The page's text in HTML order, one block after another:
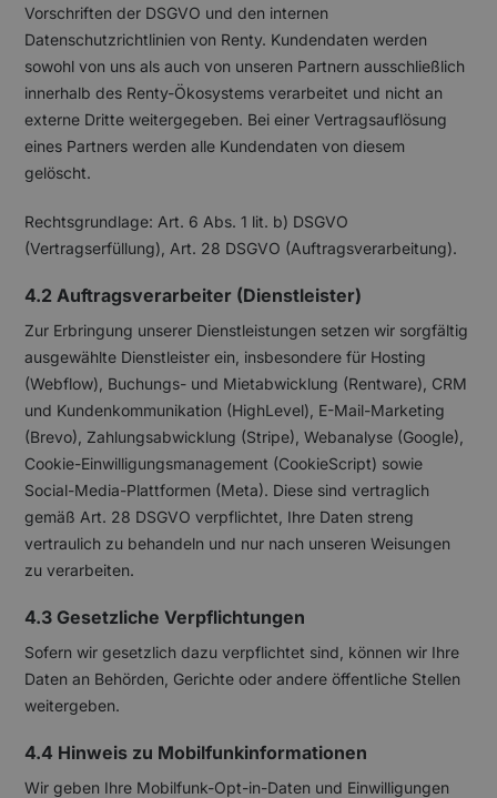
Vorschriften der DSGVO und den internen
Datenschutzrichtlinien von Renty. Kundendaten werden
sowohl von uns als auch von unseren Partnern ausschließlich
innerhalb des Renty-Ökosystems verarbeitet und nicht an
externe Dritte weitergegeben. Bei einer Vertragsauflösung
eines Partners werden alle Kundendaten von diesem
gelöscht.
Rechtsgrundlage: Art. 6 Abs. 1 lit. b) DSGVO
(Vertragserfüllung), Art. 28 DSGVO (Auftragsverarbeitung).
4.2 Auftragsverarbeiter (Dienstleister)
Zur Erbringung unserer Dienstleistungen setzen wir sorgfältig
ausgewählte Dienstleister ein, insbesondere für Hosting
(Webflow), Buchungs- und Mietabwicklung (Rentware), CRM
und Kundenkommunikation (HighLevel), E-Mail-Marketing
(Brevo), Zahlungsabwicklung (Stripe), Webanalyse (Google),
Cookie-Einwilligungsmanagement (CookieScript) sowie
Social-Media-Plattformen (Meta). Diese sind vertraglich
gemäß Art. 28 DSGVO verpflichtet, Ihre Daten streng
vertraulich zu behandeln und nur nach unseren Weisungen
zu verarbeiten.
4.3 Gesetzliche Verpflichtungen
Sofern wir gesetzlich dazu verpflichtet sind, können wir Ihre
Daten an Behörden, Gerichte oder andere öffentliche Stellen
weitergeben.
4.4 Hinweis zu Mobilfunkinformationen
Wir geben Ihre Mobilfunk-Opt-in-Daten und Einwilligungen